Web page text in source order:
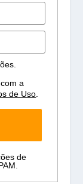
a
de Uso
de